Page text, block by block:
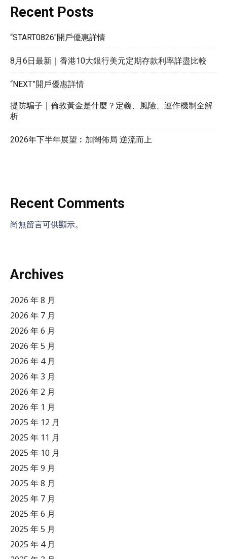
Recent Posts
“START0826″開戶優惠詳情
8月6日最新｜香港10大銀行美元定期存款利率詳盡比較
“NEXT”開戶優惠詳情
提防騙子｜倫敦黃金是什麼？定義、風險、運作機制全解
析
2026年下半年展望︰加闊佈局 逆流而上
Recent Comments
尚無留言可供顯示。
Archives
2026 年 8 月
2026 年 7 月
2026 年 6 月
2026 年 5 月
2026 年 4 月
2026 年 3 月
2026 年 2 月
2026 年 1 月
2025 年 12 月
2025 年 11 月
2025 年 10 月
2025 年 9 月
2025 年 8 月
2025 年 7 月
2025 年 6 月
2025 年 5 月
2025 年 4 月